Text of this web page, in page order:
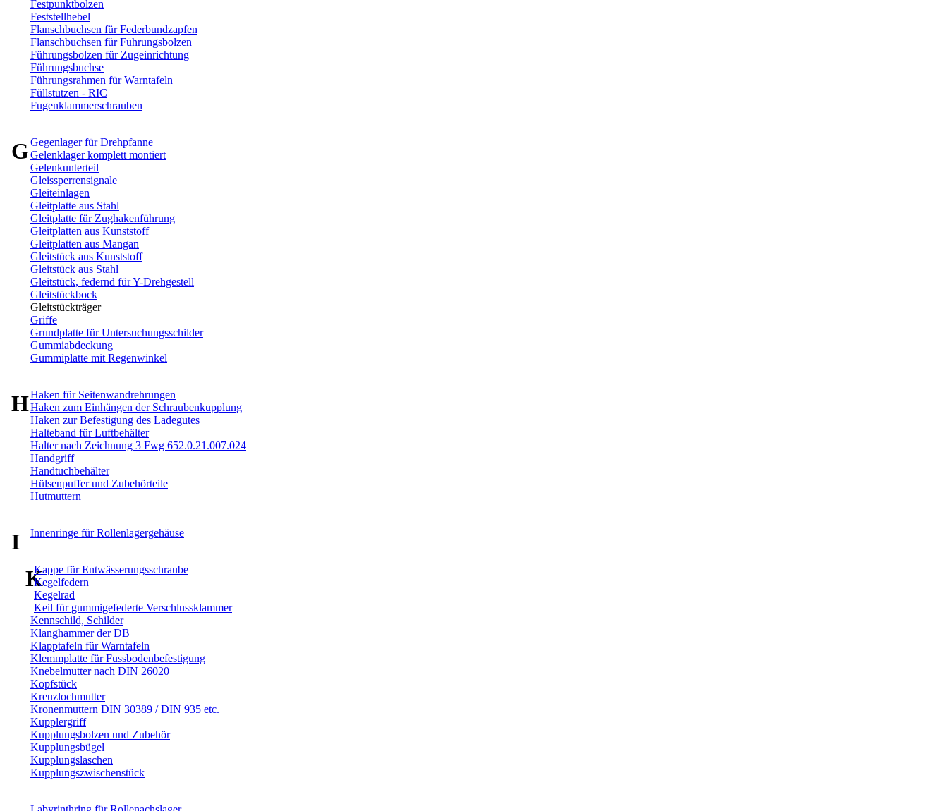
Festpunktbolzen
Feststellhebel
Flanschbuchsen für Federbundzapfen
Flanschbuchsen für Führungsbolzen
Führungsbolzen für Zugeinrichtung
Führungsbuchse
Führungsrahmen für Warntafeln
Füllstutzen - RIC
Fugenklammerschrauben
GGegenlager für Drehpfanne
Gelenklager komplett montiert
Gelenkunterteil
Gleissperrensignale
Gleiteinlagen
Gleitplatte aus Stahl
Gleitplatte für Zughakenführung
Gleitplatten aus Kunststoff
Gleitplatten aus Mangan
Gleitstück aus Kunststoff
Gleitstück aus Stahl
Gleitstück, federnd für Y-Drehgestell
Gleitstückbock
Gleitstückträger
Griffe
Grundplatte für Untersuchungsschilder
Gummiabdeckung
Gummiplatte mit Regenwinkel
HHaken für Seitenwandrehrungen
Haken zum Einhängen der Schraubenkupplung
Haken zur Befestigung des Ladegutes
Halteband für Luftbehälter
Halter nach Zeichnung 3 Fwg 652.0.21.007.024
Handgriff
Handtuchbehälter
Hülsenpuffer und Zubehörteile
Hutmuttern
I Innenringe für Rollenlagergehäuse
K
Kappe für Entwässerungsschraube
Kegelfedern
Kegelrad
Keil für gummigefederte Verschlussklammer
Kennschild, Schilder
Klanghammer der DB
Klapptafeln für Warntafeln
Klemmplatte für Fussbodenbefestigung
Knebelmutter nach DIN 26020
Kopfstück
Kreuzlochmutter
Kronenmuttern DIN 30389 / DIN 935 etc.
Kupplergriff
Kupplungsbolzen und Zubehör
Kupplungsbügel
Kupplungslaschen
Kupplungszwischenstück